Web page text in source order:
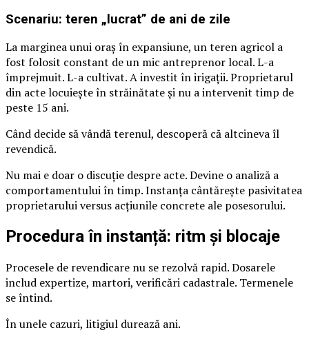
Scenariu: teren „lucrat” de ani de zile
La marginea unui oraș în expansiune, un teren agricol a
fost folosit constant de un mic antreprenor local. L-a
împrejmuit. L-a cultivat. A investit în irigații. Proprietarul
din acte locuiește în străinătate și nu a intervenit timp de
peste 15 ani.
Când decide să vândă terenul, descoperă că altcineva îl
revendică.
Nu mai e doar o discuție despre acte. Devine o analiză a
comportamentului în timp. Instanța cântărește pasivitatea
proprietarului versus acțiunile concrete ale posesorului.
Procedura în instanță: ritm și blocaje
Procesele de revendicare nu se rezolvă rapid. Dosarele
includ expertize, martori, verificări cadastrale. Termenele
se întind.
În unele cazuri, litigiul durează ani.